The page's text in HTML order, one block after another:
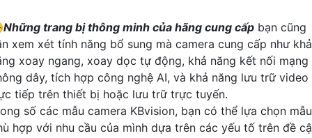
Những trang bị thông minh của hãng cung cấp bạn cũng
xem xét tính năng bổ sung mà camera cung cấp như khả
xoay ngang, xoay dọc tự động, khả năng kết nối mạng
dây, tích hợp công nghệ AI, và khả năng lưu trữ video
tiếp trên thiết bị hoặc lưu trữ trực tuyến.
số các mẫu camera KBvision, bạn có thể lựa chọn mẫu
hợp với nhu cầu của mình dựa trên các yếu tố trên đề